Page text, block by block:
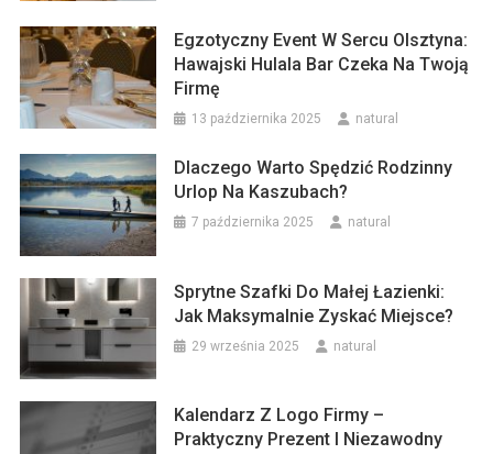
Egzotyczny Event W Sercu Olsztyna:
Hawajski Hulala Bar Czeka Na Twoją
Firmę
13 października 2025 natural
Dlaczego Warto Spędzić Rodzinny
Urlop Na Kaszubach?
7 października 2025 natural
Sprytne Szafki Do Małej Łazienki:
Jak Maksymalnie Zyskać Miejsce?
29 września 2025 natural
Kalendarz Z Logo Firmy –
Praktyczny Prezent I Niezawodny